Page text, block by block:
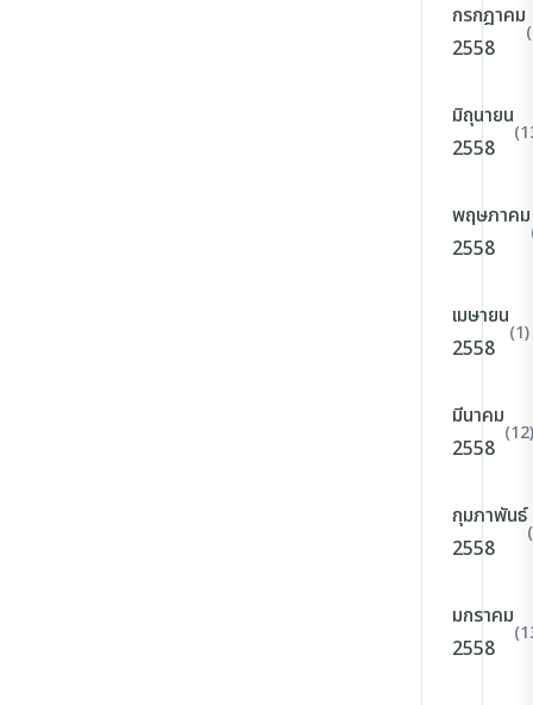
กรกฎาคม
2558
มิถุนายน
2558
พฤษภาคม
2558
เมษายน
2558
(1)
มีนาคม
2558
(12)
กุมภาพันธ์
2558
มกราคม
2558